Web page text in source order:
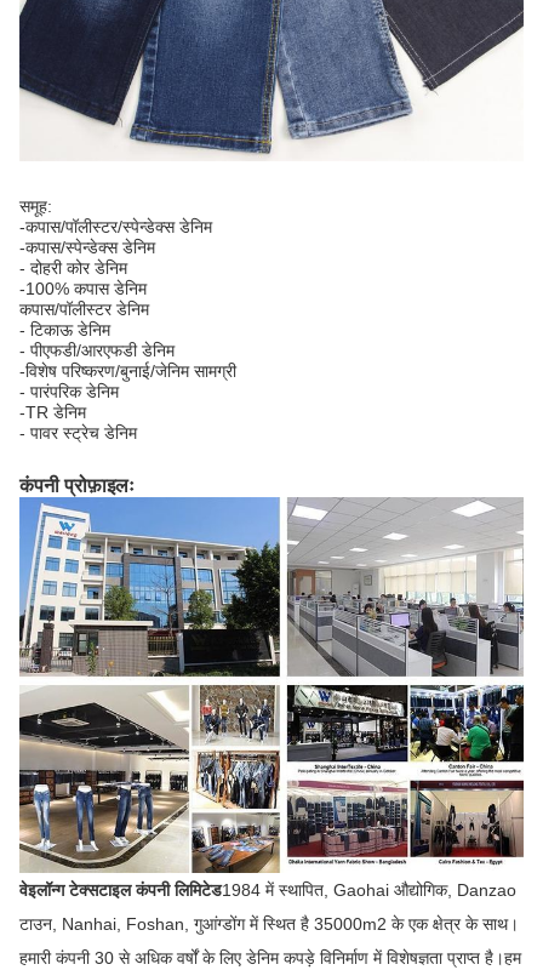
समूह:
-कपास/पॉलीस्टर/स्पेन्डेक्स डेनिम
-कपास/स्पेन्डेक्स डेनिम
- दोहरी कोर डेनिम
-100% कपास डेनिम
कपास/पॉलीस्टर डेनिम
- टिकाऊ डेनिम
- पीएफडी/आरएफडी डेनिम
-विशेष परिष्करण/बुनाई/जेनिम सामग्री
- पारंपरिक डेनिम
-TR डेनिम
- पावर स्ट्रेच डेनिम
कंपनी प्रोफ़ाइलः
वेइलॉन्ग टेक्सटाइल कंपनी लिमिटेड1984 में स्थापित, Gaohai औद्योगिक, Danzao
टाउन, Nanhai, Foshan, गुआंग्डोंग में स्थित है 35000m2 के एक क्षेत्र के साथ।
हमारी कंपनी 30 से अधिक वर्षों के लिए डेनिम कपड़े विनिर्माण में विशेषज्ञता प्राप्त है।हम